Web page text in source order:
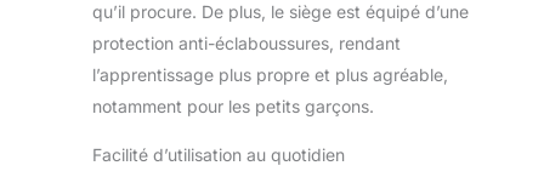
antidérapante 3D
élargie rendent le
d'apprentissage de
la propreté très
toilettes, le bébé
qu’il procure. De plus, le siège est équipé d’une
protection anti-éclaboussures, rendant
l’apprentissage plus propre et plus agréable,
notamment pour les petits garçons.
Facilité d’utilisation au quotidien